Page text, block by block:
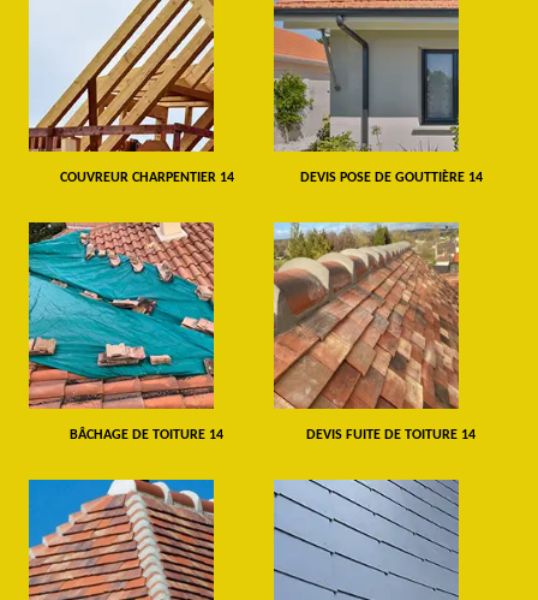
COUVREUR CHARPENTIER 14 DEVIS POSE DE GOUTTIÈRE 14
BÂCHAGE DE TOITURE 14 DEVIS FUITE DE TOITURE 14